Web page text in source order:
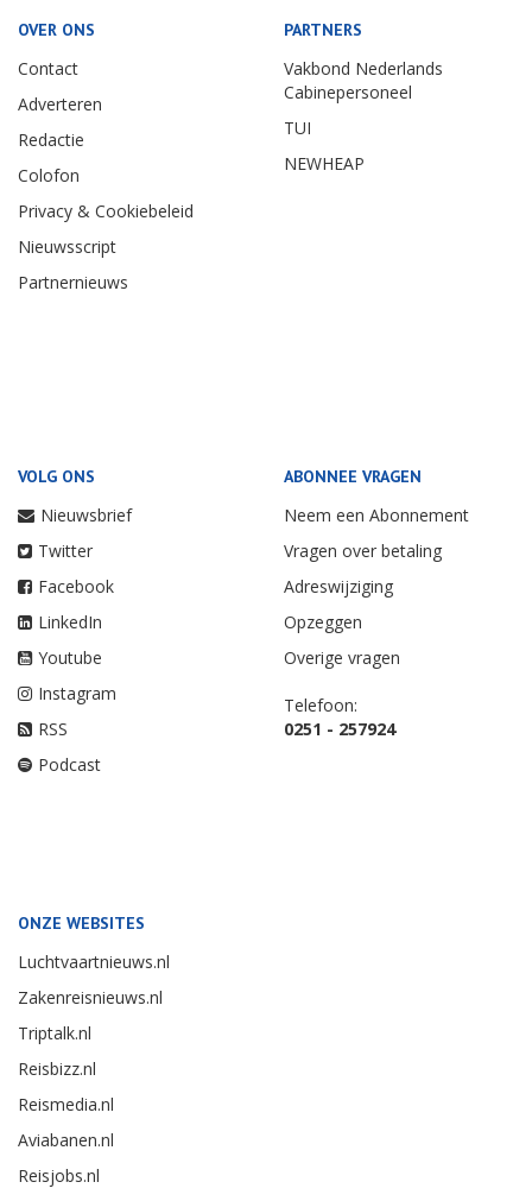
OVER ONS
Contact
Adverteren
Redactie
Colofon
Privacy & Cookiebeleid
Nieuwsscript
Partnernieuws
PARTNERS
Vakbond Nederlands
Cabinepersoneel
TUI
NEWHEAP
VOLG ONS
Nieuwsbrief
Twitter
Facebook
LinkedIn
Youtube
Instagram
RSS
Podcast
ABONNEE VRAGEN
Neem een Abonnement
Vragen over betaling
Adreswijziging
Opzeggen
Overige vragen
Telefoon:
0251 - 257924
ONZE WEBSITES
Luchtvaartnieuws.nl
Zakenreisnieuws.nl
Triptalk.nl
Reisbizz.nl
Reismedia.nl
Aviabanen.nl
Reisjobs.nl